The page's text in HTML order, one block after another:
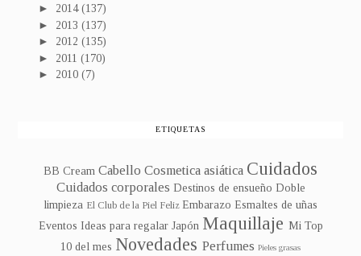
► 2014 (137)
► 2013 (137)
► 2012 (135)
► 2011 (170)
► 2010 (7)
ETIQUETAS
BB Cream Cabello Cosmetica asiática Cuidados
Cuidados corporales Destinos de ensueño Doble
limpieza El Club de la Piel Feliz Embarazo Esmaltes de uñas
Eventos Ideas para regalar Japón Maquillaje Mi Top
10 del mes Novedades Perfumes Pieles grasas